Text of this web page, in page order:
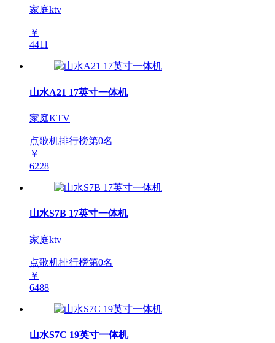
家庭ktv
￥
4411
山水A21 17英寸一体机
家庭KTV
点歌机排行榜第0名
￥
6228
山水S7B 17英寸一体机
家庭ktv
点歌机排行榜第0名
￥
6488
山水S7C 19英寸一体机